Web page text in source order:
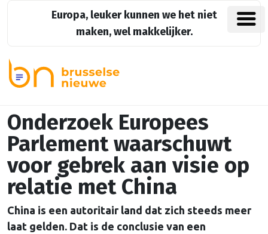
Europa, leuker kunnen we het niet
maken, wel makkelijker.
Onderzoek Europees
Parlement waarschuwt
voor gebrek aan visie op
relatie met China
China is een autoritair land dat zich steeds meer
laat gelden. Dat is de conclusie van een